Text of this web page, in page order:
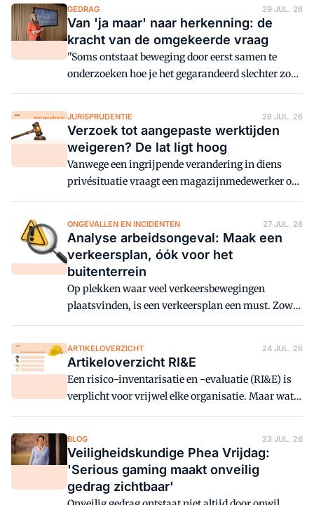
GEDRAG 29 JUL. 26
Van 'ja maar' naar herkenning: de
kracht van de omgekeerde vraag
"Soms ontstaat beweging door eerst samen te
onderzoeken hoe je het gegarandeerd slechter zou
maken." Dat zegt HVK'er en trainer Ilse Jansen-
vraag'. Wat houdt de methodiek in en hoe pas je
hem toe?
JURISPRUDENTIE 28 JUL. 26
Verzoek tot aangepaste werktijden
weigeren? De lat ligt hoog
Vanwege een ingrijpende verandering in diens
privésituatie vraagt een magazijnmedewerker om
aangepaste werktijden. Zijn werkgever vindt dat
rechter?
ONGEVALLEN EN INCIDENTEN 27 JUL. 26
Analyse arbeidsongeval: Maak een
verkeersplan, óók voor het
buitenterrein
Op plekken waar veel verkeersbewegingen
plaatsvinden, is een verkeersplan een must. Zowel
op het binnen- als het buitenterrein van bedrijven.
ARTIKELOVERZICHT 24 JUL. 26
Artikeloverzicht RI&E
Een risico-inventarisatie en -evaluatie (RI&E) is
verplicht voor vrijwel elke organisatie. Maar wat
komt er allemaal bij kijken en hoe pak je het aan?
stappen tot verdiepende thema's en praktische
toepassing.
BLOG 23 JUL. 26
Veiligheidskundige Phea Vrijdag:
'Serious gaming maakt onveilig
gedrag zichtbaar'